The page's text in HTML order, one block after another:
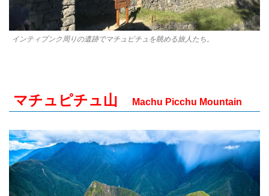
インティプンク周りの遺跡でマチュピチュを眺める旅人たち。
マチュピチュ山 Machu Picchu Mountain